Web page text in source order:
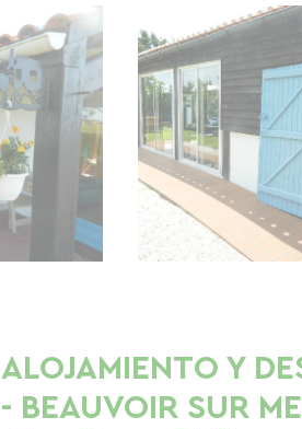
ALOJAMIENTO Y
- BEAUVOIR SUR